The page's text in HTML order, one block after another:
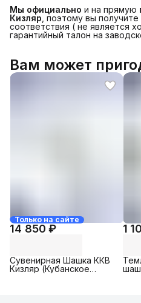
Мы официально и на прямую
Кизляр , поэтому вы
соответствия ( не является
гарантийный талон на
Вам может
Только на сайте
14 850 ₽
Сувенирная Шашка ККВ
Кизляр (Кубанское
1